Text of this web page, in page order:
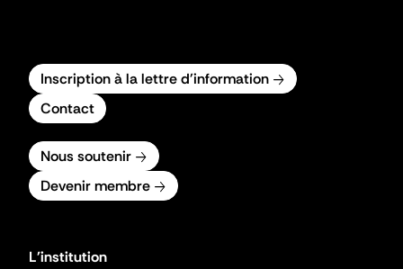
Inscription à la lettre d'information
Contact
Nous soutenir
Devenir membre
L'institution